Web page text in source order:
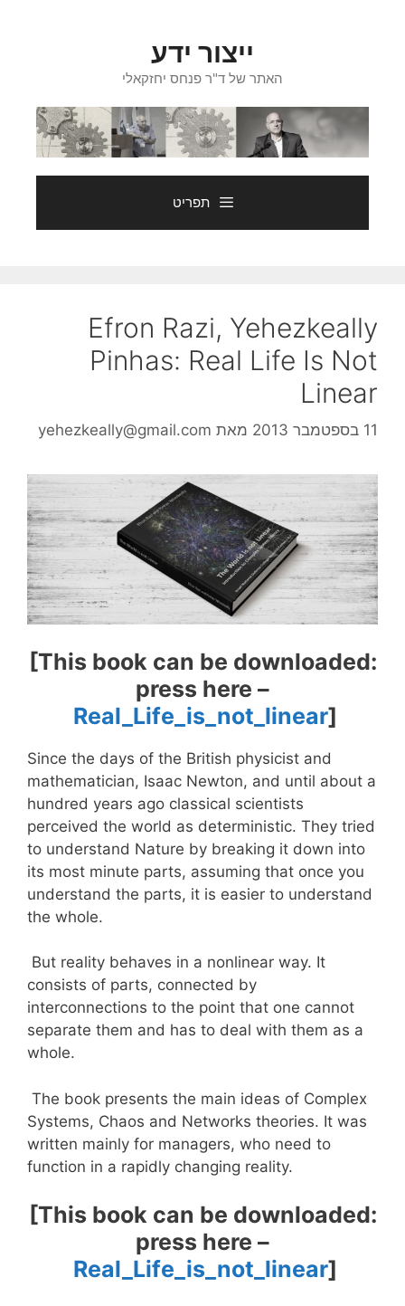
ייצור ידע
האתר של ד"ר פנחס יחזקאלי
תפריט
Efron Razi, Yehezkeally
Pinhas: Real Life Is Not
Linear
11 בספטמבר 2013 מאת yehezkeally@gmail.com
[This book can be downloaded:
press here –
Real_Life_is_not_linear]
Since the days of the British physicist and
mathematician, Isaac Newton, and until about a
hundred years ago classical scientists
perceived the world as deterministic. They tried
to understand Nature by breaking it down into
its most minute parts, assuming that once you
understand the parts, it is easier to understand
the whole.
But reality behaves in a nonlinear way. It
consists of parts, connected by
interconnections to the point that one cannot
separate them and has to deal with them as a
whole.
The book presents the main ideas of Complex
Systems, Chaos and Networks theories. It was
written mainly for managers, who need to
function in a rapidly changing reality.
[This book can be downloaded:
press here –
Real_Life_is_not_linear]